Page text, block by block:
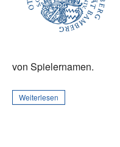
von Spielernamen.
Weiterlesen